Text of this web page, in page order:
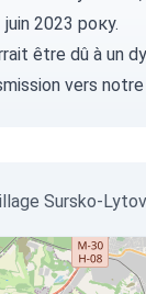
2023 року.
être dû à un
vers
Sursko-